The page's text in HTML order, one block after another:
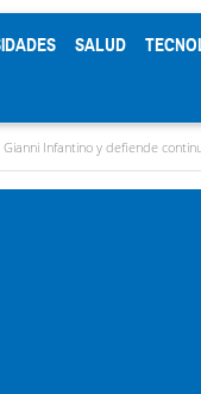
SALUD
y defiende continuidad